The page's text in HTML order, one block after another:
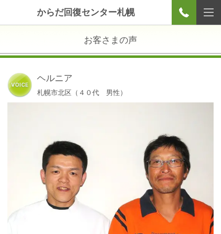
からだ回復センター札幌
お客さまの声
ヘルニア
札幌市北区（４０代 男性）